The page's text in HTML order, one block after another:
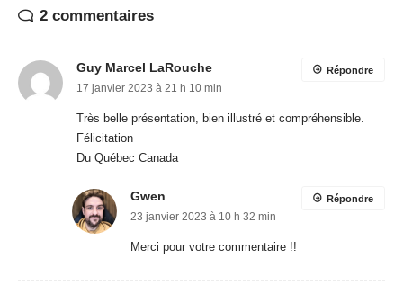
2 commentaires
Guy Marcel LaRouche
17 janvier 2023 à 21 h 10 min
Très belle présentation, bien illustré et compréhensible.
Félicitation
Du Québec Canada
Répondre
Gwen
23 janvier 2023 à 10 h 32 min
Merci pour votre commentaire !!
Répondre